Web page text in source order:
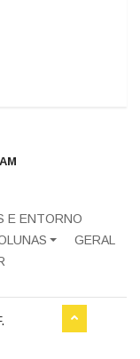
E ENTORNO
GERAL